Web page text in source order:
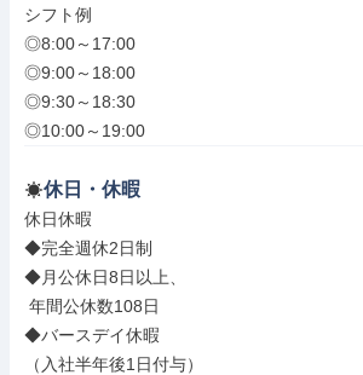
シフト例
◎8:00～17:00
◎9:00～18:00
◎9:30～18:30
◎10:00～19:00
休日・休暇
休日休暇
◆完全週休2日制
◆月公休日8日以上、
◆バースデイ休暇
（入社半年後1日付与）